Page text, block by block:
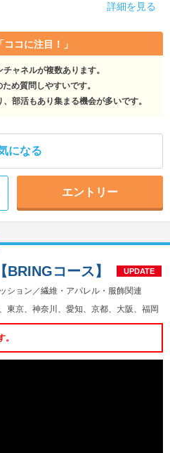
詳細を見る
「ココに注目！」
ャネルが複数あります。
め質問しやすいです。
部活もあり集まる機会が多いです。
になる
エントリー
ション／繊維・アパレル・服飾関連
東京、神奈川、愛知、京都、大阪、福岡
コース】 UPDATE